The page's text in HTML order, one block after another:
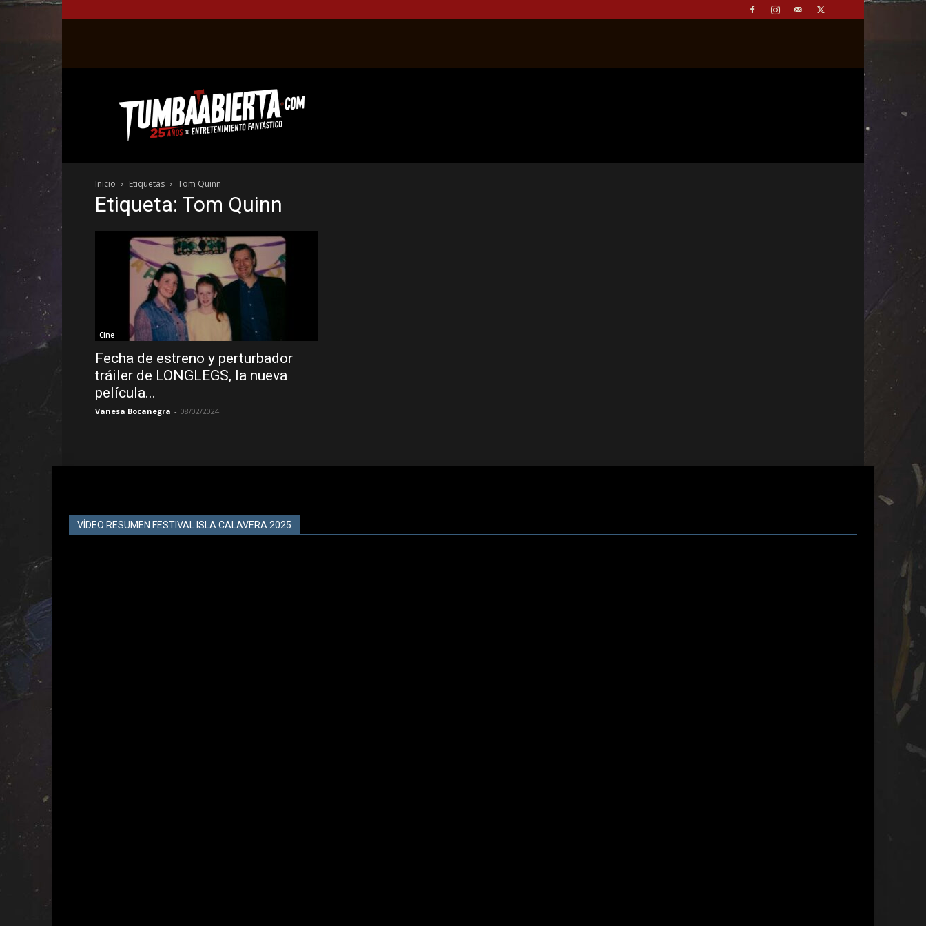
web
del
entretenimiento
el
género
fantástico.
Inicio Etiquetas Tom Quinn
Etiqueta: Tom Quinn
Cine
Fecha de estreno y perturbador
tráiler de LONGLEGS, la nueva
película...
Vanesa Bocanegra - 08/02/2024
VÍDEO RESUMEN FESTIVAL ISLA CALAVERA 2025